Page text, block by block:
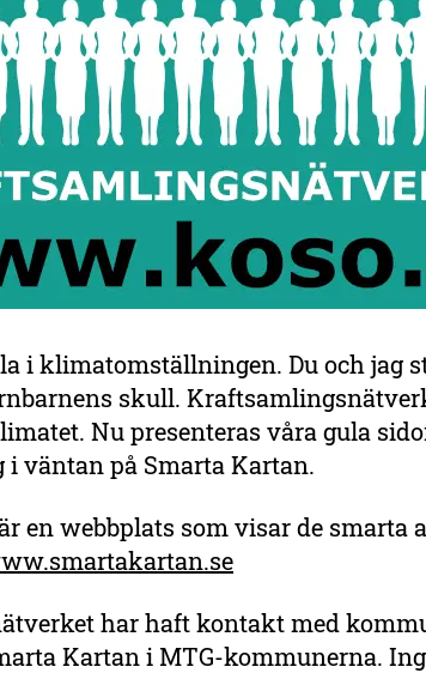
i klimatomställningen. Du och jag
skull.
Nu presenteras våra gula
väntan på Smarta Kartan.
en webbplats som visar de smarta
har haft kontakt med
Kartan i MTG-kommunerna.